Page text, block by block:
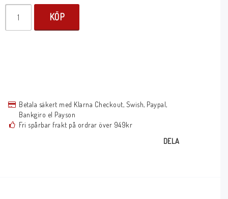
KÖP
Betala säkert med Klarna Checkout, Swish, Paypal,
Bankgiro el Payson
Fri spårbar frakt på ordrar över 949kr
DELA